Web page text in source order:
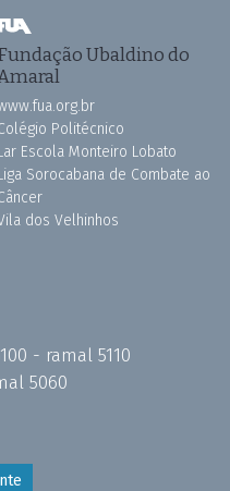
Ubaldino do
Politécnico
Escola Monteiro Lobato
Sorocabana de Combate ao
dos Velhinhos
- ramal 5110
5060